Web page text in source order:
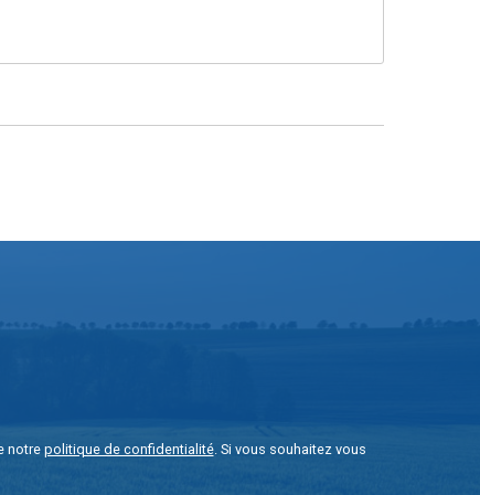
notre politique de confidentialité. Si vous souhaitez vous